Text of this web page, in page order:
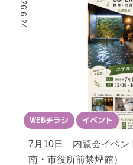
2026.6.24
WEBチラシ イベント
7月10日 内覧会イベン
南・市役所前禁煙館）